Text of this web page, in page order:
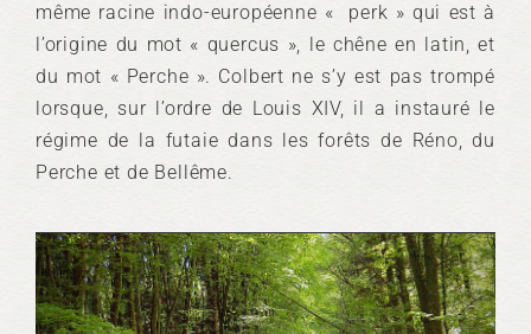
même racine indo-européenne « perk » qui est à
l’origine du mot « quercus », le chêne en latin, et
du mot « Perche ». Colbert ne s’y est pas trompé
lorsque, sur l’ordre de Louis XIV, il a instauré le
régime de la futaie dans les forêts de Réno, du
Perche et de Bellême.